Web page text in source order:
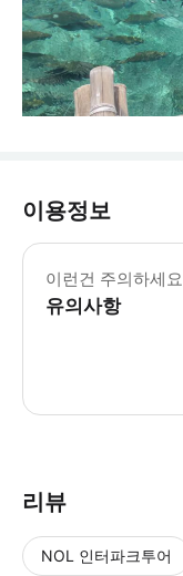
이용정보
이런건 주의하세요
유의사항
리뷰
NOL 인터파크투어